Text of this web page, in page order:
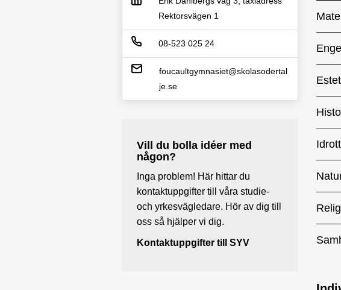
Rektorsvägen 1
08-523 025 24
foucaultgymnasiet@skolasodertal
je.se
Vill du bolla idéer med
någon?
Inga problem! Här hittar du
kontaktuppgifter till våra studie-
och yrkesvägledare. Hör av dig till
oss så hjälper vi dig.
Kontaktuppgifter till SYV